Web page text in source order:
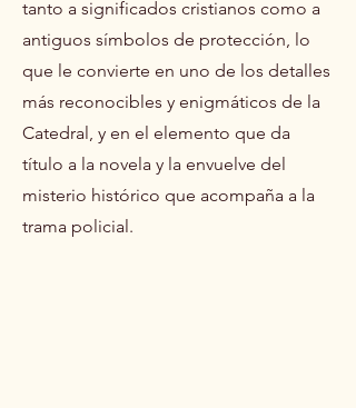
tanto a significados cristianos como a
antiguos símbolos de protección, lo
que le convierte en uno de los detalles
más reconocibles y enigmáticos de la
Catedral, y en el elemento que da
título a la novela y la envuelve del
misterio histórico que acompaña a la
trama policial.